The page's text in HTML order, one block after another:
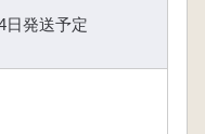
日発送予定